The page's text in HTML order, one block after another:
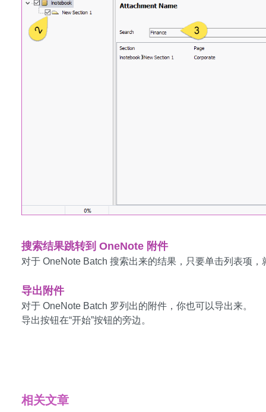
搜索结果跳转到 OneNote 附件
对于 OneNote Batch 搜索出来的结果，只要单击列表项
导出附件
对于 OneNote Batch 罗列出的附件，你也可以导出来。
导出按钮在“开始”按钮的旁边。
相关文章